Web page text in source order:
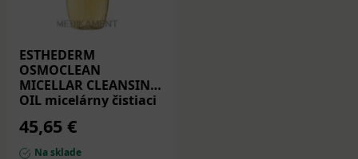
ESTHEDERM
OSMOCLEAN
MICELLAR CLEANSING
OIL micelárny čistiaci
45,65 €
Na sklade